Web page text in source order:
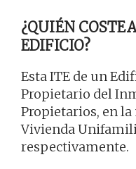
¿QUIÉN
EDIFICIO?
Esta ITE de un
Propietario del
Propietarios, en la
Vivienda
respectivamente.